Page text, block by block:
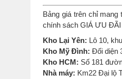
Bảng giá trên chỉ
chính sách GIÁ ƯU ĐÃI
Kho Lại Yên: Lô 10,
Kho Mỹ Đình: Đối diện
Kho HCM: Số 181
Nhà máy: Km22 Đại lộ